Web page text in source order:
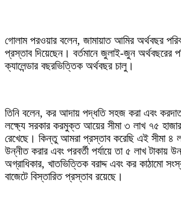
গোলাম পরওয়ার বলেন, জামায়াত আমির অর্থবছর
প্রস্তাব দিয়েছেন। বর্তমানে জুলাই-জুন অর্থবছরের
ক্যালেন্ডার বছরভিত্তিক অর্থবছর চালু।
তিনি বলেন, কর আদায় পদ্ধতি সহজ করা এবং
লক্ষ্যে সরকার করমুক্ত আয়ের সীমা ৩ লাখ ৭৫ হাজার
রেখেছে। কিন্তু আমরা প্রস্তাব করেছি এই সীমা ৪
উন্নীত করার এবং পরবর্তী পর্যায়ে তা ৫ লাখ টাকায়
অগ্রাধিকার, খাতভিত্তিক বরাদ্দ এবং কর কাঠামো
বাজেটে বিস্তারিত প্রস্তাব রয়েছে।